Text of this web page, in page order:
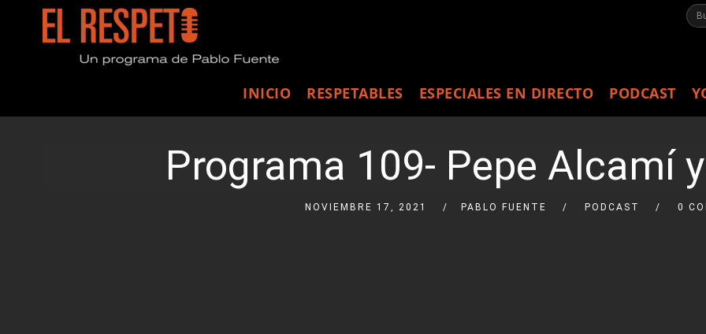
INICIO RESPETABLES ESPECIALES EN DIRECTO PODCAST
Programa 109- Pepe Alcamí
NOVIEMBRE 17, 2021 PABLO FUENTE PODCAST 0